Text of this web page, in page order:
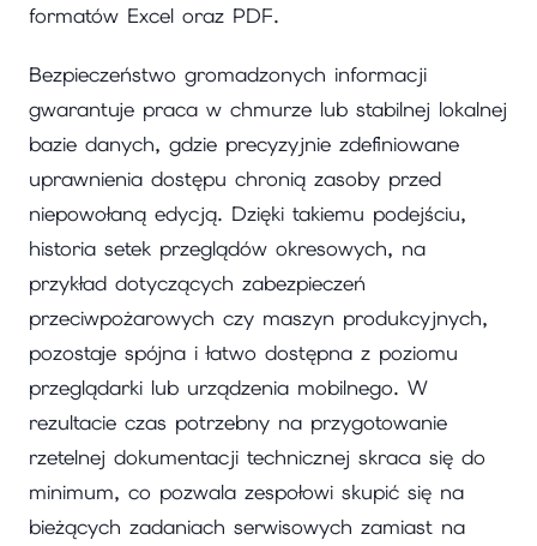
formatów Excel oraz PDF.
Bezpieczeństwo gromadzonych informacji
gwarantuje praca w chmurze lub stabilnej lokalnej
bazie danych, gdzie precyzyjnie zdefiniowane
uprawnienia dostępu chronią zasoby przed
niepowołaną edycją. Dzięki takiemu podejściu,
historia setek przeglądów okresowych, na
przykład dotyczących zabezpieczeń
przeciwpożarowych czy maszyn produkcyjnych,
pozostaje spójna i łatwo dostępna z poziomu
przeglądarki lub urządzenia mobilnego. W
rezultacie czas potrzebny na przygotowanie
rzetelnej dokumentacji technicznej skraca się do
minimum, co pozwala zespołowi skupić się na
bieżących zadaniach serwisowych zamiast na